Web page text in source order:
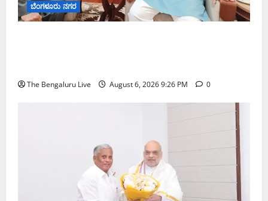
ಬೆಂಗಳೂರು ನಗರ
The Bengaluru Live August 6, 2026 9:26 PM 0